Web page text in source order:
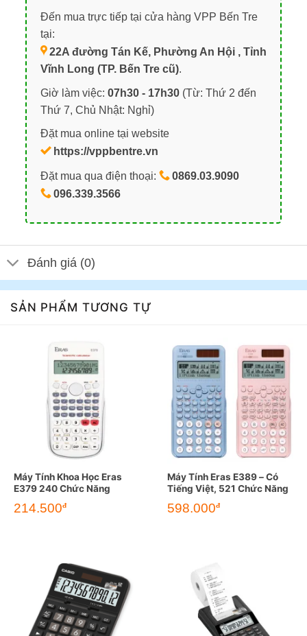
Đến mua trực tiếp tại cửa hàng VPP Bến Tre
tại:
22A đường Tán Kế, Phường An Hội , Tỉnh
Vĩnh Long (TP. Bến Tre cũ).
Giờ làm việc: 07h30 - 17h30(Từ: Thứ 2 đến
Thứ 7, Chủ Nhật: Nghỉ)
Đặt mua online tại website
https://vppbentre.vn
Đặt mua qua điện thoại:
0869.03.9090
096.339.3566
Đánh giá (0)
SẢN PHẨM TƯƠNG TỰ
Máy Tính Khoa Học Eras
E379 240 Chức Năng
214.500đ
Máy Tính Eras E389 – Có
Tiếng Việt, 521 Chức Năng
598.000đ